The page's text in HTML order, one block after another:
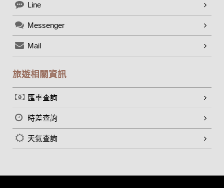
Line
Messenger
Mail
旅遊相關資訊
匯率查詢
時差查詢
天氣查詢